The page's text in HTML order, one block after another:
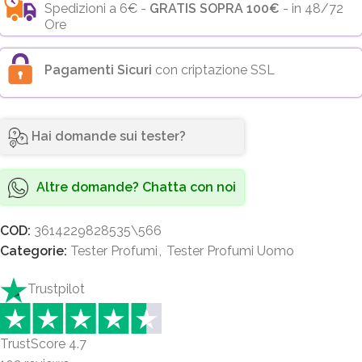
Spedizioni a 6€ - GRATIS SOPRA 100€ - in 48/72
Ore
Pagamenti Sicuri con criptazione SSL
Hai domande sui tester?
Altre domande? Chatta con noi
COD: 3614229828535\566
Categorie: Tester Profumi , Tester Profumi Uomo
Trustpilot
TrustScore 4.7